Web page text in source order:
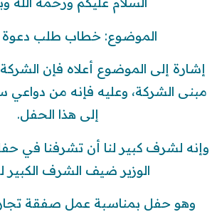
الموضوع: خطاب طلب دعوة
إشارة إلى الموضوع أعلاه فإن
مبنى الشركة، وعليه فإنه من دواعي
إلى هذا الحفل.
وإنه لشرف كبير لنا أن تشرفنا في
الوزير ضيف الشرف الكبير
وهو حفل بمناسبة عمل صفقة